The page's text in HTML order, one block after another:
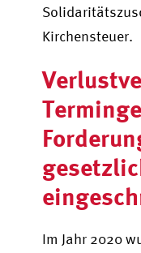
Kirchensteuer.
Im Jahr 2020